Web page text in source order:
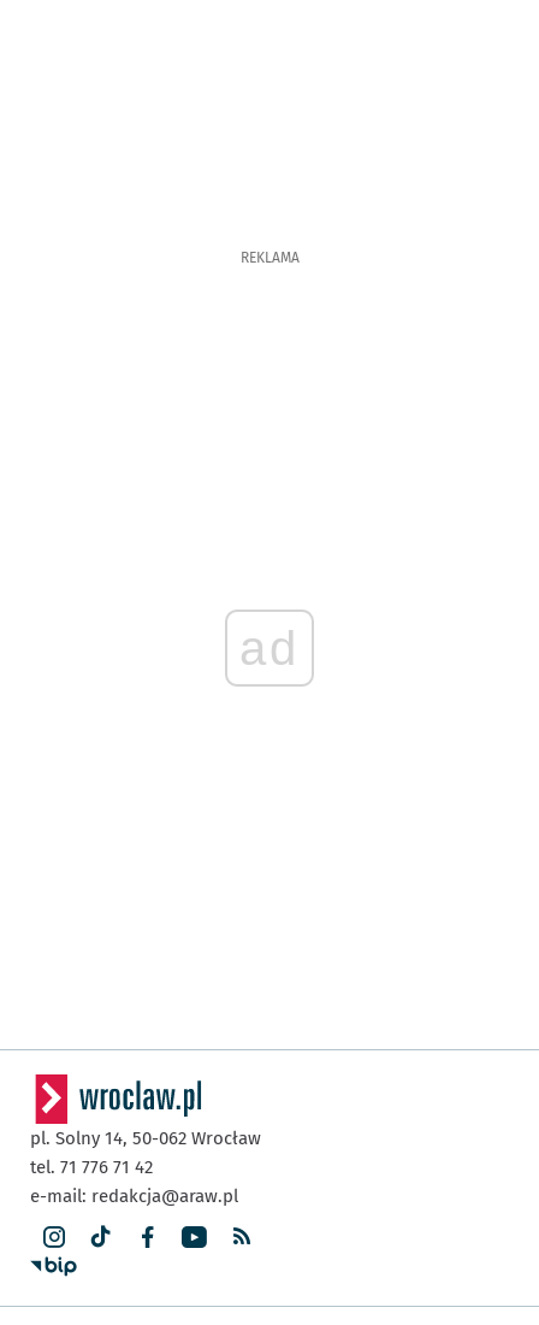
REKLAMA
ad
pl. Solny 14, 50-062 Wrocław
tel. 71 776 71 42
e-mail: redakcja@araw.pl